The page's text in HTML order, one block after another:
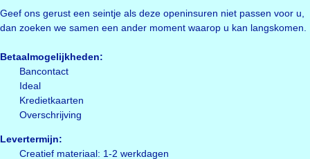
Geef ons gerust een seintje als deze openinsuren niet passen voor u,
dan zoeken we samen een ander moment waarop u kan langskomen.
Betaalmogelijkheden:
Bancontact
Ideal
Kredietkaarten
Overschrijving
Levertermijn:
Creatief materiaal: 1-2 werkdagen